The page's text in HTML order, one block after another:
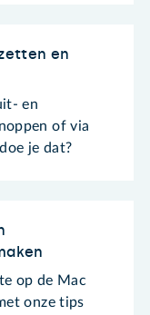
en
en
of via
je dat?
op de Mac
onze tips